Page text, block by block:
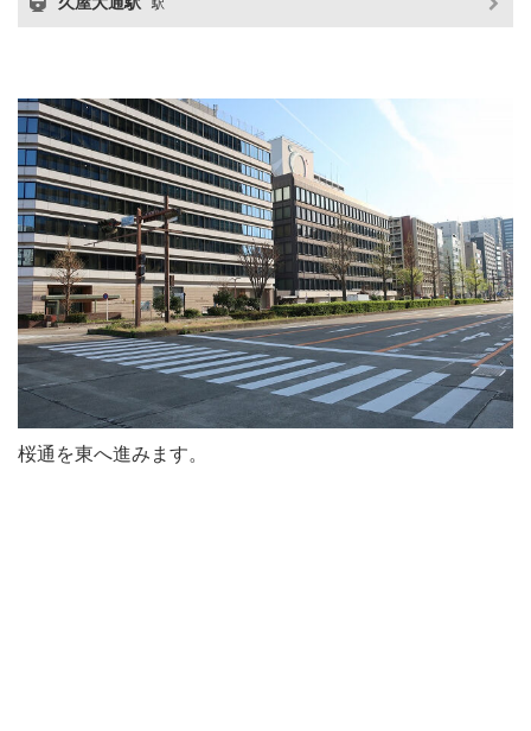
駅
桜通を東へ進みます。